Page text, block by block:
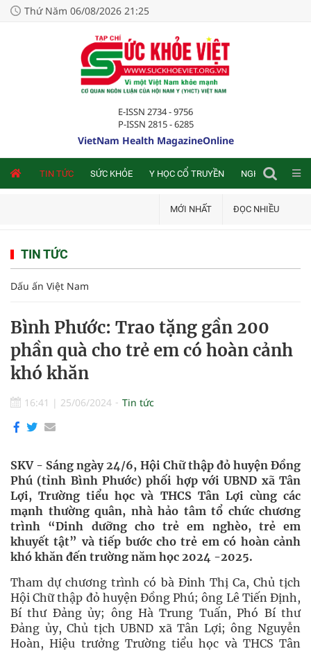
Thứ Năm 06/08/2026 21:25
E-ISSN 2734 - 9756
P-ISSN 2815 - 6285
VietNam Health MagazineOnline
TIN TỨC SỨC KHỎE Y HỌC CỔ TRUYỀN NGHIÊN CỨU
MỚI NHẤT ĐỌC NHIỀU
TIN TỨC
Dấu ấn Việt Nam
Bình Phước: Trao tặng gần 200
phần quà cho trẻ em có hoàn cảnh
khó khăn
16:41 | 25/06/2024 Tin tức
SKV - Sáng ngày 24/6, Hội Chữ thập đỏ huyện Đồng
Phú (tỉnh Bình Phước) phối hợp với UBND xã Tân
Lợi, Trường tiểu học và THCS Tân Lợi cùng các
mạnh thường quân, nhà hảo tâm tổ chức chương
trình “Dinh dưỡng cho trẻ em nghèo, trẻ em
khuyết tật” và tiếp bước cho trẻ em có hoàn cảnh
khó khăn đến trường năm học 2024 -2025.
Tham dự chương trình có bà Đinh Thị Ca, Chủ tịch
Hội Chữ thập đỏ huyện Đồng Phú; ông Lê Tiến Định,
Bí thư Đảng ủy; ông Hà Trung Tuấn, Phó Bí thư
Đảng ủy, Chủ tịch UBND xã Tân Lợi; ông Nguyễn
Hoàn, Hiệu trưởng Trường tiểu học và THCS Tân